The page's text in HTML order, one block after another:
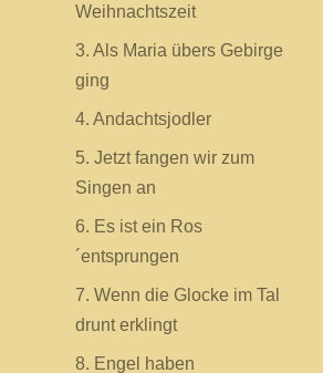
Weihnachtszeit
3. Als Maria übers Gebirge
ging
4. Andachtsjodler
5. Jetzt fangen wir zum
Singen an
6. Es ist ein Ros
´entsprungen
7. Wenn die Glocke im Tal
drunt erklingt
8. Engel haben